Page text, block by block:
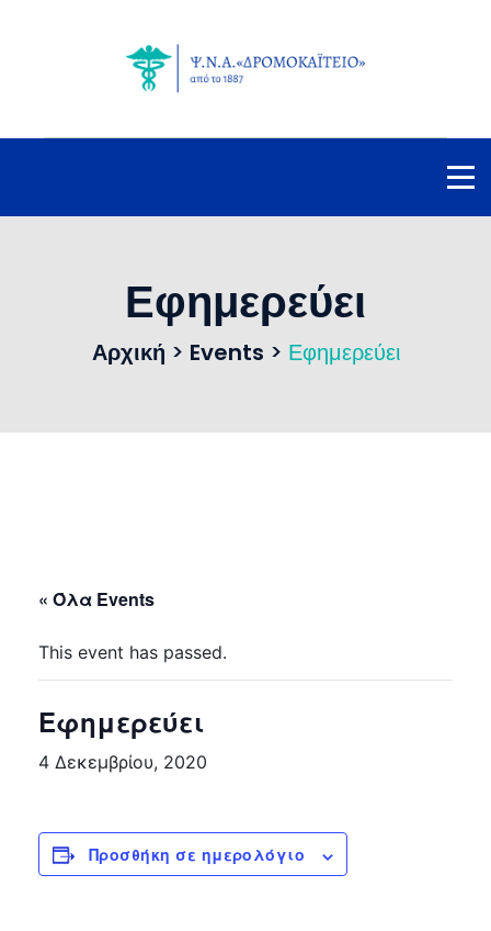
Εφημερεύει
Αρχική > Events > Εφημερεύει
« Όλα Events
This event has passed.
Εφημερεύει
4 Δεκεμβρίου, 2020
Προσθήκη σε ημερολόγιο